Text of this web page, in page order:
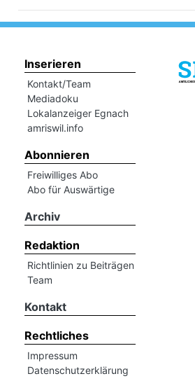
Inserieren
Kontakt/Team
Mediadoku
Lokalanzeiger Egnach
amriswil.info
Abonnieren
Freiwilliges Abo
Abo für Auswärtige
Archiv
Redaktion
Richtlinien zu Beiträgen
Team
Kontakt
Rechtliches
Impressum
Datenschutzerklärung